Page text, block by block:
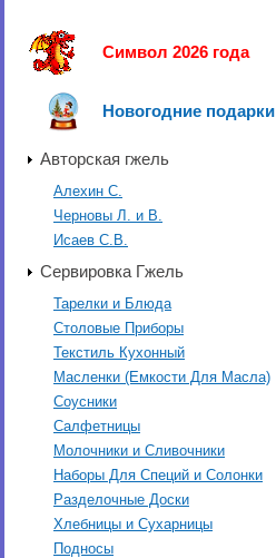
Символ 2026 года
Новогодние подарки
Авторская гжель
Алехин С.
Черновы Л. и В.
Исаев С.В.
Сервировка Гжель
Тарелки и Блюда
Столовые Приборы
Текстиль Кухонный
Масленки (Емкости Для Масла)
Соусники
Салфетницы
Молочники и Сливочники
Наборы Для Специй и Солонки
Разделочные Доски
Хлебницы и Сухарницы
Подносы